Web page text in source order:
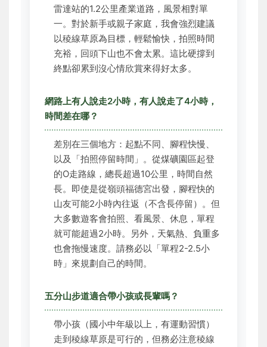
雷達站的1.2公里產業道路，風景相對單
一。對於新手或親子家庭，我會強烈建議
以稜線草原為目標，輕鬆愉快，拍照時間
充裕，回頭下山也不會太累。這比硬撐到
終點卻累到沒心情欣賞來得好太多。
網路上有人說走2小時，有人說走了4小時，
時間差在哪？
差別在三個地方：起點不同、腳程快慢、
以及「拍照停留時間」。從煤礦園區起登
的O走路線，總長超過10公里，時間自然
長。即使是從嶺頭福德宮出發，腳程快的
山友可能2小時內往返（不含長停留）。但
大多數遊客會拍照、看風景、休息，單程
就可能超過2小時。另外，天氣熱、負重多
也會拖慢速度。請務必以「單程2-2.5小
時」來規劃自己的時間。
五分山步道適合帶小孩或長輩嗎？
帶小孩（國小中年級以上，有運動習慣）
走到稜線草原是可行的，但務必注意稜線